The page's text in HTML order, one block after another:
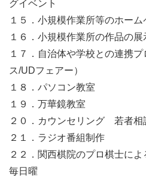
グイベント
１５．小規模作業所等のホーム
１６．小規模作業所の作品の
１７．自治体や学校との連携
ス/UDフェアー）
１８．パソコン教室
１９．万華鏡教室
２０．カウンセリング 若者相
２１．ラジオ番組制作
２２．関西棋院のプロ棋士によ
毎日曜